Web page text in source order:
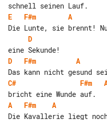
E
F#m A
D
D
F#m
A
C#
F#m
A
F#m A